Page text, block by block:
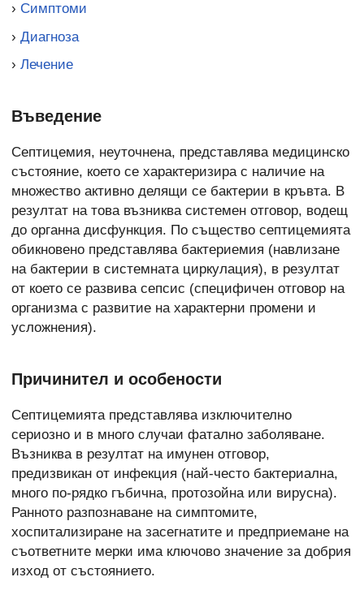
› Симптоми
› Диагноза
› Лечение
Въведение
Септицемия, неуточнена, представлява медицинско
състояние, което се характеризира с наличие на
множество активно делящи се бактерии в кръвта. В
резултат на това възниква системен отговор, водещ
до органна дисфункция. По същество септицемията
обикновено представлява бактериемия (навлизане
на бактерии в системната циркулация), в резултат
от което се развива сепсис (специфичен отговор на
организма с развитие на характерни промени и
усложнения).
Причинител и особености
Септицемията представлява изключително
сериозно и в много случаи фатално заболяване.
Възниква в резултат на имунен отговор,
предизвикан от инфекция (най-често бактериална,
много по-рядко гъбична, протозойна или вирусна).
Ранното разпознаване на симптомите,
хоспитализиране на засегнатите и предприемане на
съответните мерки има ключово значение за добрия
изход от състоянието.